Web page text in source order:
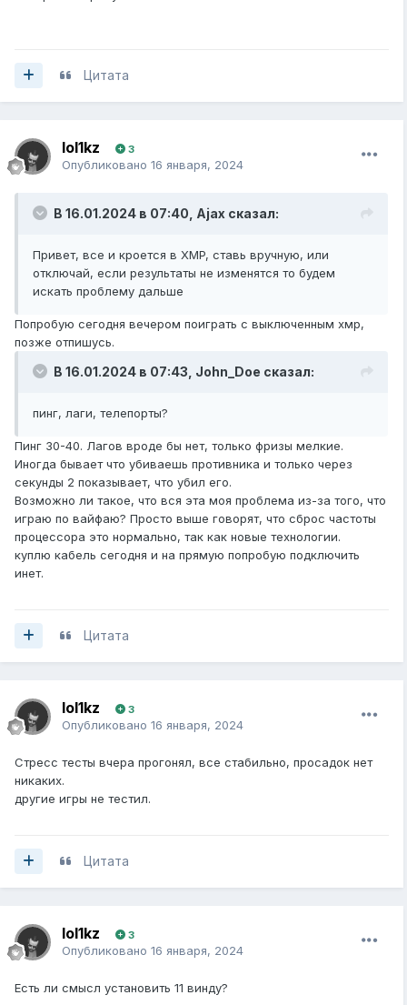
Цитата
lol1kz 3
Опубликовано 16 января, 2024
В 16.01.2024 в 07:40, Ajax сказал:
Привет, все и кроется в XMP, ставь вручную, или
отключай, если результаты не изменятся то будем
искать проблему дальше
Попробую сегодня вечером поиграть с выключенным хмр,
позже отпишусь.
В 16.01.2024 в 07:43, John_Doe сказал:
пинг, лаги, телепорты?
Пинг 30-40. Лагов вроде бы нет, только фризы мелкие.
Иногда бывает что убиваешь противника и только через
секунды 2 показывает, что убил его.
Возможно ли такое, что вся эта моя проблема из-за того, что
играю по вайфаю? Просто выше говорят, что сброс частоты
процессора это нормально, так как новые технологии.
куплю кабель сегодня и на прямую попробую подключить
инет.
Цитата
lol1kz 3
Опубликовано 16 января, 2024
Стресс тесты вчера прогонял, все стабильно, просадок нет
никаких.
другие игры не тестил.
Цитата
lol1kz 3
Опубликовано 16 января, 2024
Есть ли смысл установить 11 винду?